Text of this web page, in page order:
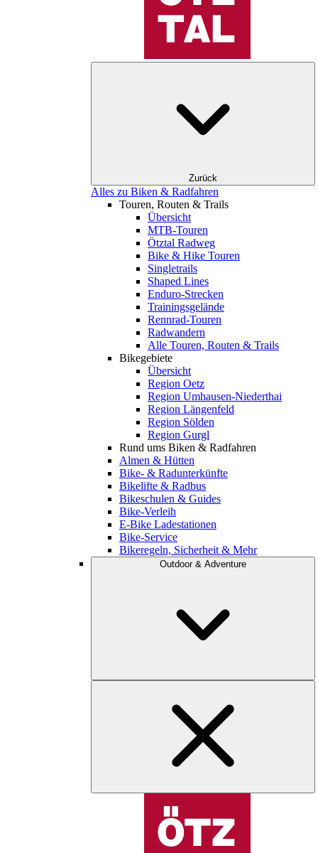
Zurück
Alles zu Biken & Radfahren
Touren, Routen & Trails
Übersicht
MTB-Touren
Ötztal Radweg
Bike & Hike Touren
Singletrails
Shaped Lines
Enduro-Strecken
Trainingsgelände
Rennrad-Touren
Radwandern
Alle Touren, Routen & Trails
Bikegebiete
Übersicht
Region Oetz
Region Umhausen-Niederthai
Region Längenfeld
Region Sölden
Region Gurgl
Rund ums Biken & Radfahren
Almen & Hütten
Bike- & Radunterkünfte
Bikelifte & Radbus
Bikeschulen & Guides
Bike-Verleih
E-Bike Ladestationen
Bike-Service
Bikeregeln, Sicherheit & Mehr
Outdoor & Adventure